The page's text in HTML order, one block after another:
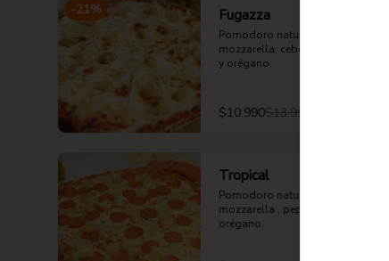
-21% Fugazza
Pomodoro natural, queso
mozzarella, cebolla, aceituna verde
y orégano.
$10.990$13.990
Tropical
Pomodoro natural, queso
mozzarella , pepperoni, piña y
orégano.